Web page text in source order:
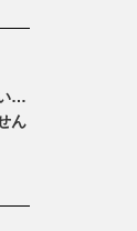
…
ん